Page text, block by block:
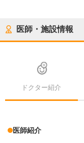
医師・施設情報
ドクター紹介
医師紹介